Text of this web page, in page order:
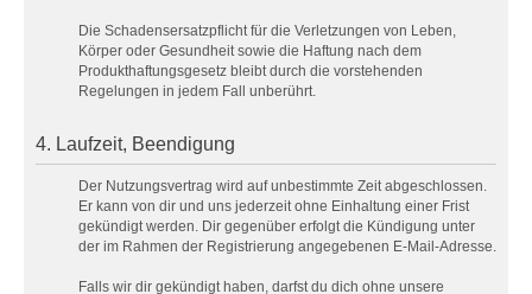
Die Schadensersatzpflicht für die Verletzungen von Leben,
Körper oder Gesundheit sowie die Haftung nach dem
Produkthaftungsgesetz bleibt durch die vorstehenden
Regelungen in jedem Fall unberührt.
4. Laufzeit, Beendigung
Der Nutzungsvertrag wird auf unbestimmte Zeit abgeschlossen.
Er kann von dir und uns jederzeit ohne Einhaltung einer Frist
gekündigt werden. Dir gegenüber erfolgt die Kündigung unter
der im Rahmen der Registrierung angegebenen E-Mail-Adresse.
Falls wir dir gekündigt haben, darfst du dich ohne unsere